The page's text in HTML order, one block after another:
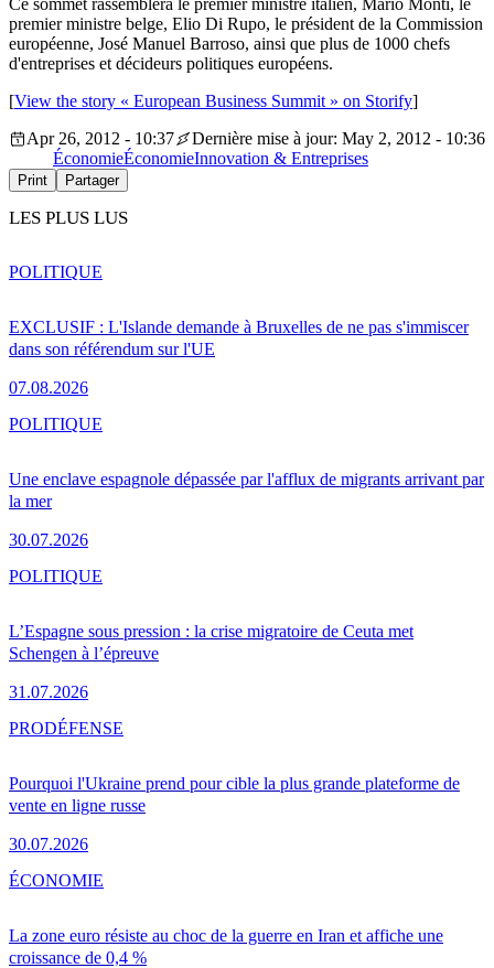
Ce sommet rassemblera le premier ministre italien, Mario Monti, le
premier ministre belge, Elio Di Rupo, le président de la Commission
européenne, José Manuel Barroso, ainsi que plus de 1000 chefs
d'entreprises et décideurs politiques européens.
[View the story « European Business Summit » on Storify]
Apr 26, 2012 - 10:37
Dernière mise à jour: May 2, 2012 - 10:36
ÉconomieÉconomieInnovation & Entreprises
Print Partager
LES PLUS LUS
EXCLUSIF : L'Islande demande à Bruxelles de ne pas s'immiscer
dans son référendum sur l'UE
07.08.2026
POLITIQUE
Une enclave espagnole dépassée par l'afflux de migrants arrivant par
la mer
30.07.2026
POLITIQUE
L’Espagne sous pression : la crise migratoire de Ceuta met
Schengen à l’épreuve
31.07.2026
POLITIQUE
Pourquoi l'Ukraine prend pour cible la plus grande plateforme de
vente en ligne russe
30.07.2026
PRODÉFENSE
La zone euro résiste au choc de la guerre en Iran et affiche une
croissance de 0,4 %
ÉCONOMIE